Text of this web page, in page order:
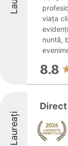
viața
nuntă,
8.8
Laureați